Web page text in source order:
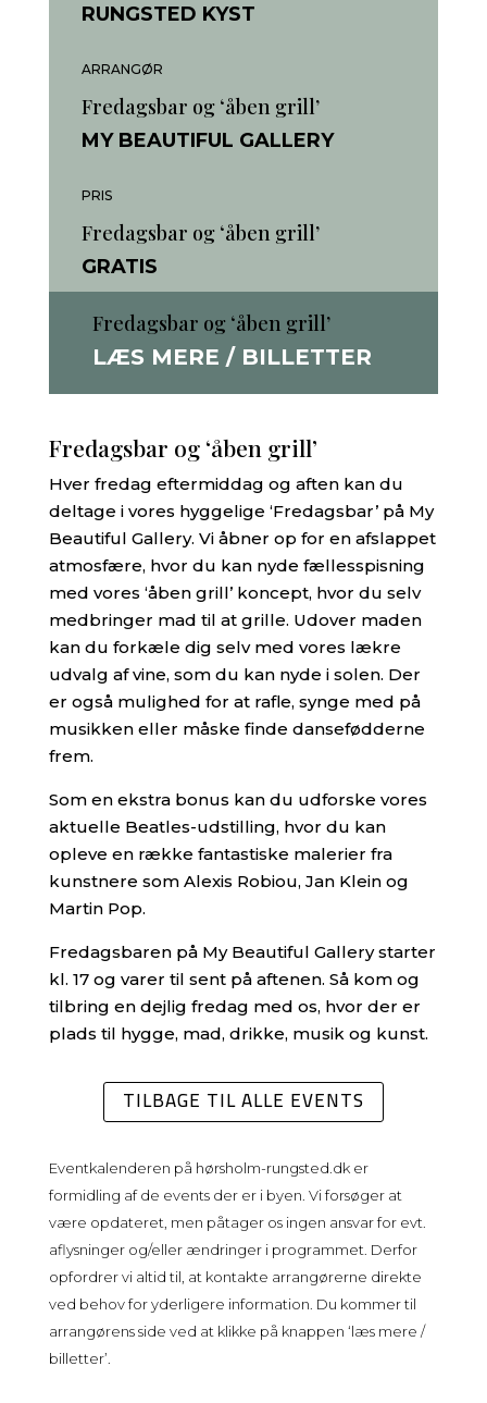
RUNGSTED KYST
ARRANGØR
Fredagsbar og ‘åben grill’
MY BEAUTIFUL GALLERY
PRIS
Fredagsbar og ‘åben grill’
GRATIS
Fredagsbar og ‘åben grill’
LÆS MERE / BILLETTER
Fredagsbar og ‘åben grill’
Hver fredag eftermiddag og aften kan du
deltage i vores hyggelige ‘Fredagsbar’ på My
Beautiful Gallery. Vi åbner op for en afslappet
atmosfære, hvor du kan nyde fællesspisning
med vores ‘åben grill’ koncept, hvor du selv
medbringer mad til at grille. Udover maden
kan du forkæle dig selv med vores lækre
udvalg af vine, som du kan nyde i solen. Der
er også mulighed for at rafle, synge med på
musikken eller måske finde dansefødderne
frem.
Som en ekstra bonus kan du udforske vores
aktuelle Beatles-udstilling, hvor du kan
opleve en række fantastiske malerier fra
kunstnere som Alexis Robiou, Jan Klein og
Martin Pop.
Fredagsbaren på My Beautiful Gallery starter
kl. 17 og varer til sent på aftenen. Så kom og
tilbring en dejlig fredag med os, hvor der er
plads til hygge, mad, drikke, musik og kunst.
TILBAGE TIL ALLE EVENTS
Eventkalenderen på hørsholm-rungsted.dker
formidling af de events der er i byen. Vi forsøger at
være opdateret, men påtager os ingen ansvar for evt.
aflysninger og/eller ændringer i programmet. Derfor
opfordrer vi altid til, at kontakte arrangørerne direkte
ved behov for yderligere information. Du kommer til
arrangørens side ved at klikke på knappen ‘læs mere /
billetter’.